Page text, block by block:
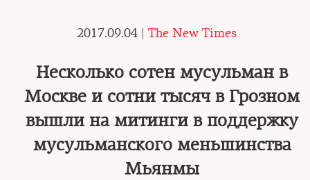
2017.09.04 | The New Times
Несколько сотен мусульман в
Москве и сотни тысяч в Грозном
вышли на митинги в поддержку
мусульманского меньшинства
Мьянмы